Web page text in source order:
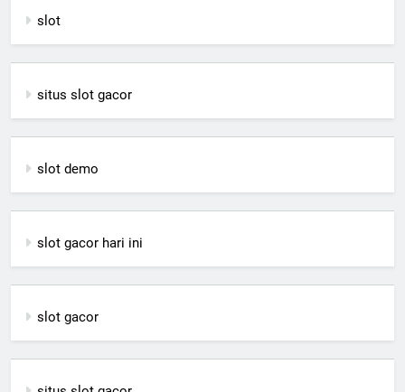
slot
situs slot gacor
slot demo
slot gacor hari ini
slot gacor